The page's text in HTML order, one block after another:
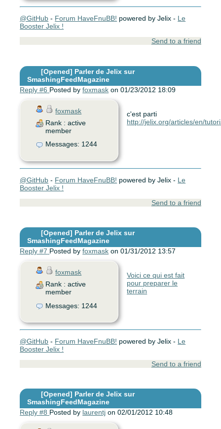
@GitHub - Forum HaveFnuBB! powered by Jelix - Le
Booster Jelix !
Send to a friend
[Opened] Parler de Jelix sur
SmashingFeedMagazine
Reply #6 Posted byfoxmask on 01/23/2012 18:09
foxmask
Rank : active
member
Messages: 1244
c'est parti
http://jelix.org/articles/en/
@GitHub - Forum HaveFnuBB! powered by Jelix - Le
Booster Jelix !
Send to a friend
[Opened] Parler de Jelix sur
SmashingFeedMagazine
Reply #7 Posted byfoxmask on 01/31/2012 13:57
foxmask
Rank : active
member
Messages: 1244
Voici ce qui est fait
pour preparer le
terrain
@GitHub - Forum HaveFnuBB! powered by Jelix - Le
Booster Jelix !
Send to a friend
[Opened] Parler de Jelix sur
SmashingFeedMagazine
Reply #8 Posted by laurentj on 02/01/2012 10:48